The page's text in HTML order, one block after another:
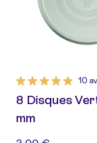
10
8 Disques
mm